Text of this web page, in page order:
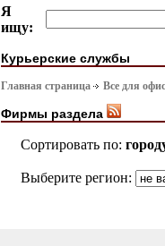
Я
ищу:
Курьерские службы
Главная страница Все для
Фирмы раздела
Сортировать по:
Выберите регион: